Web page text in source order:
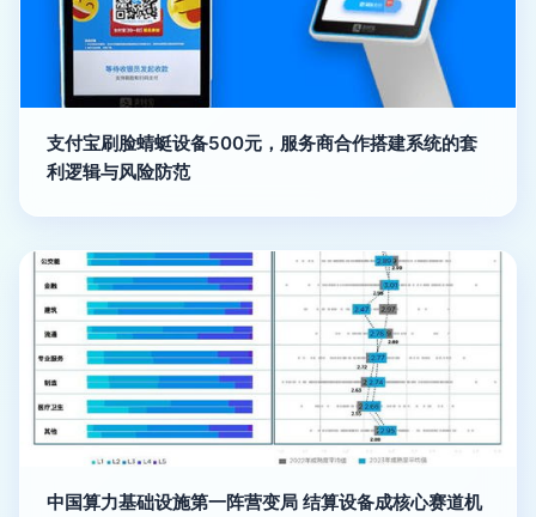
支付宝刷脸蜻蜓设备500元，服务商合作搭建系统的套
利逻辑与风险防范
中国算力基础设施第一阵营变局 结算设备成核心赛道机